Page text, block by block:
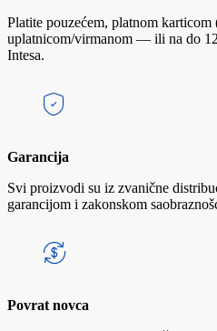
Platite pouzećem, platnom
uplatnicom/virmanom — ili na do
Intesa.
Garancija
Svi proizvodi su iz zvanične
garancijom i zakonskom
Povrat novca